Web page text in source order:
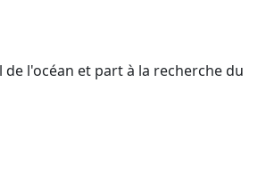
l'océan et part à la recherche du